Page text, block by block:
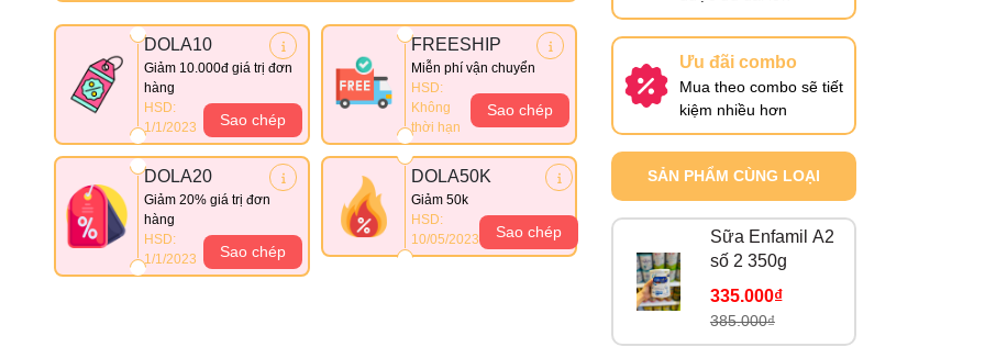
DOLA10
Giảm 10.000đ giá trị đơn
hàng
HSD:
1/1/2023
Sao chép
FREESHIP
Miễn phí vận chuyển
HSD:
Không
thời hạn
Sao chép
DOLA20
Giảm 20% giá trị đơn
hàng
HSD:
1/1/2023
Sao chép
DOLA50K
Giảm 50k
HSD:
10/05/2023
Sao chép
Ưu đãi combo
Mua theo combo sẽ tiết
kiệm nhiều hơn
SẢN PHẨM CÙNG LOẠI
Sữa Enfamil A2
số 2 350g
335.000₫
385.000₫